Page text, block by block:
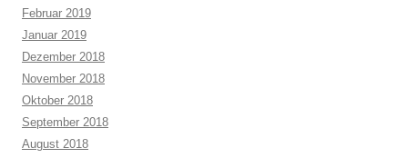
Februar 2019
Januar 2019
Dezember 2018
November 2018
Oktober 2018
September 2018
August 2018